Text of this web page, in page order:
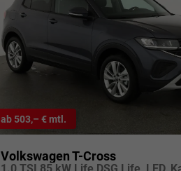
ab 503,– € mtl.
Volkswagen T-Cross